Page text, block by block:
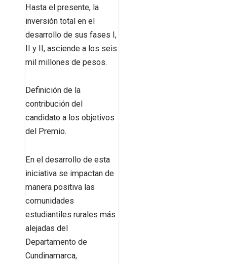
Hasta el presente, la
inversión total en el
desarrollo de sus fases I,
II y II, asciende a los seis
mil millones de pesos.
Definición de la
contribución del
candidato a los objetivos
del Premio.
En el desarrollo de esta
iniciativa se impactan de
manera positiva las
comunidades
estudiantiles rurales más
alejadas del
Departamento de
Cundinamarca,